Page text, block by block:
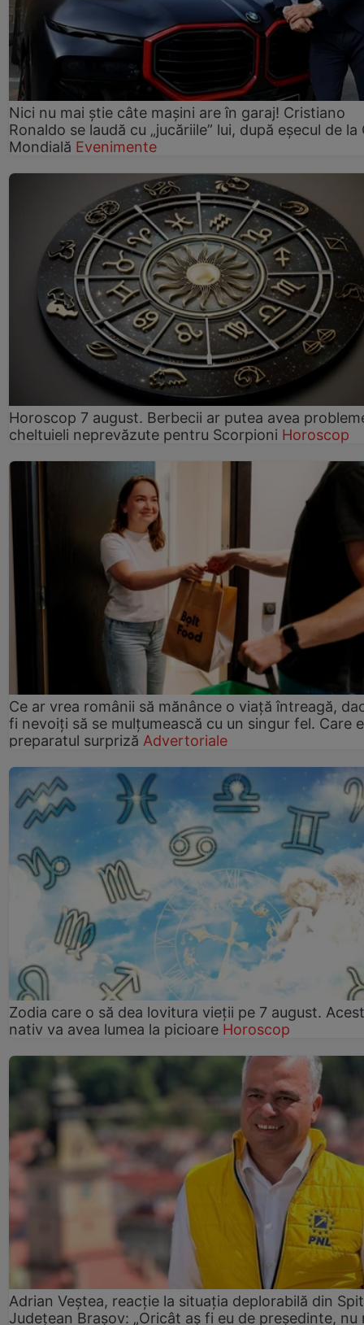
Nici nu mai știe câte mașini are în garaj! Cristiano
Ronaldo se laudă cu „jucăriile” lui, după eșecul de la
Mondială Evenimente
Horoscop 7 august. Berbecii ar putea avea
cheltuieli neprevăzute pentru Scorpioni Horoscop
Ce ar vrea românii să mănânce o viață întreagă,
fi nevoiți să se mulțumească cu un singur fel. Care e
preparatul surpriză Advertoriale
Zodia care o să dea lovitura vieții pe 7 august. Acest
nativ va avea lumea la picioare Horoscop
Adrian Veștea, reacție la situația deplorabilă din
Județean Brașov: „Oricât aș fi eu de președinte, nu